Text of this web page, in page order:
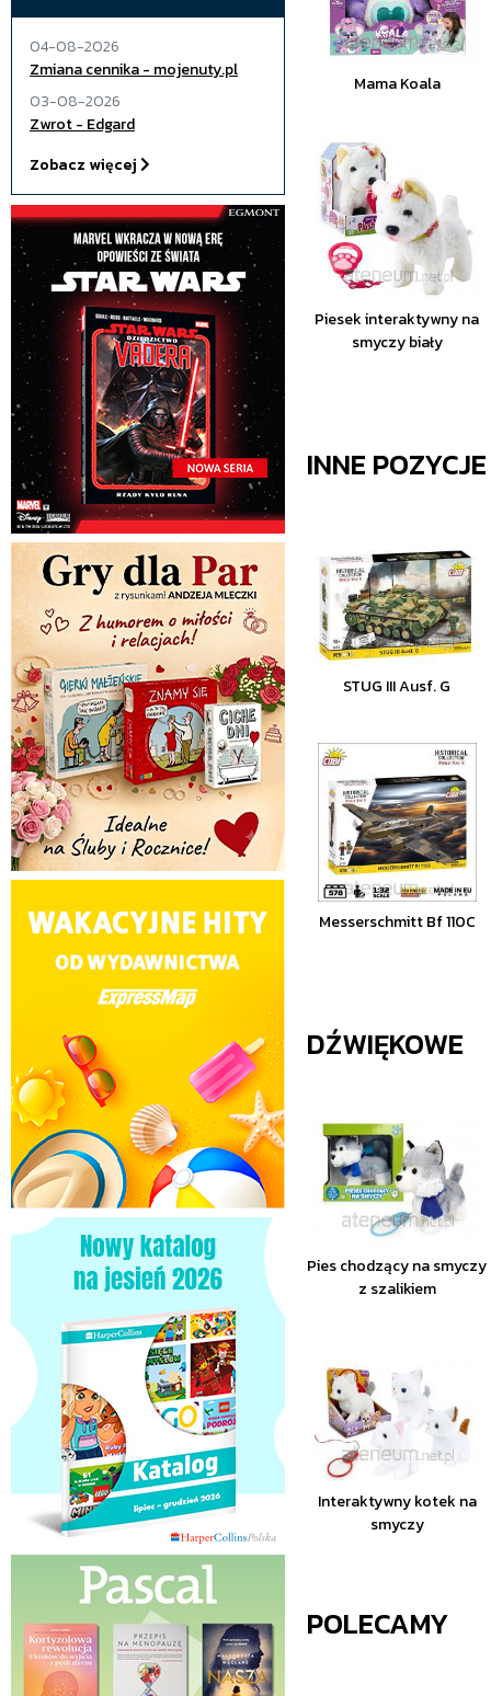
04-08-2026
Zmiana cennika - mojenuty.pl
03-08-2026
Zwrot - Edgard
Zobacz więcej
Mama Koala
Piesek interaktywny na
smyczy biały
INNE
STUG III Ausf. G
Messerschmitt Bf 110C
DŹWIĘKOWE
Pies chodzący na smyczy
z szalikiem
Interaktywny kotek na
smyczy
POLECAMY